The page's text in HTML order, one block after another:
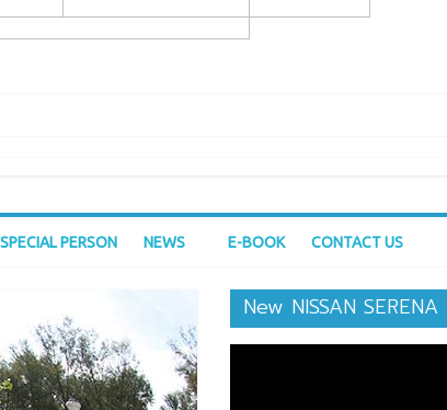
SPECIAL PERSON NEWS E-BOOK CONTACT US
New NISSAN SERENA